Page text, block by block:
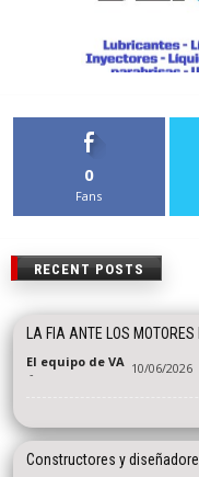
0
Fans
RECENT POSTS
LA FIA ANTE LOS
El equipo de VA
- 10/06/2026
Constructores y